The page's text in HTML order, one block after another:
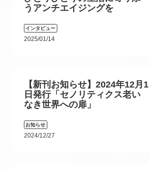
うアンチエイジングを
インタビュー
2025/01/14
【新刊お知らせ】2024年12月1
日発行「セノリティクス老い
なき世界への扉」
お知らせ
2024/12/27